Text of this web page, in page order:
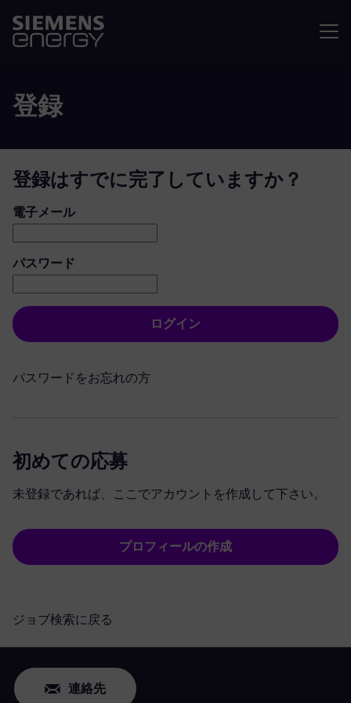
登録
登録はすでに完了していますか？
ログイン：ユーザーとパスワード
電子メール
パスワード
ログイン
パスワードをお忘れの方
初めての応募
未登録であれば、ここでアカウントを作成して下さい。
プロフィールの作成
ジョブ検索に戻る
連絡先